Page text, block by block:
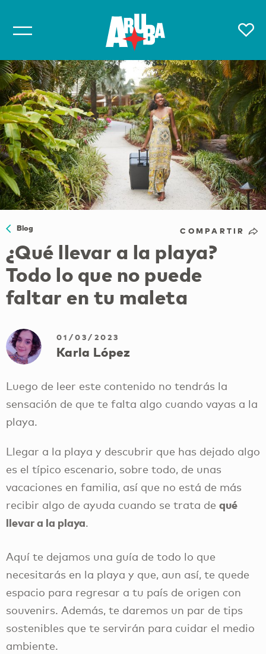
Blog COMPARTIR
¿Qué llevar a la playa?
Todo lo que no puede
faltar en tu maleta
01/03/2023
Karla López
Luego de leer este contenido no tendrás la
sensación de que te falta algo cuando vayas a la
playa.
Llegar a la playa y descubrir que has dejado algo
es el típico escenario, sobre todo, de unas
vacaciones en familia, así que no está de más
recibir algo de ayuda cuando se trata de qué
llevar a la playa.
Aquí te dejamos una guía de todo lo que
necesitarás en la playa y que, aun así, te quede
espacio para regresar a tu país de origen con
souvenirs. Además, te daremos un par de tips
sostenibles que te servirán para cuidar el medio
ambiente.